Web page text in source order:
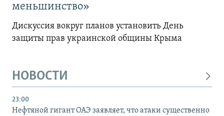
меньшинство»
Дискуссия вокруг планов установить День
защиты прав украинской общины Крыма
НОВОСТИ
23:00
Нефтяной гигант ОАЭ заявляет, что атаки существенно